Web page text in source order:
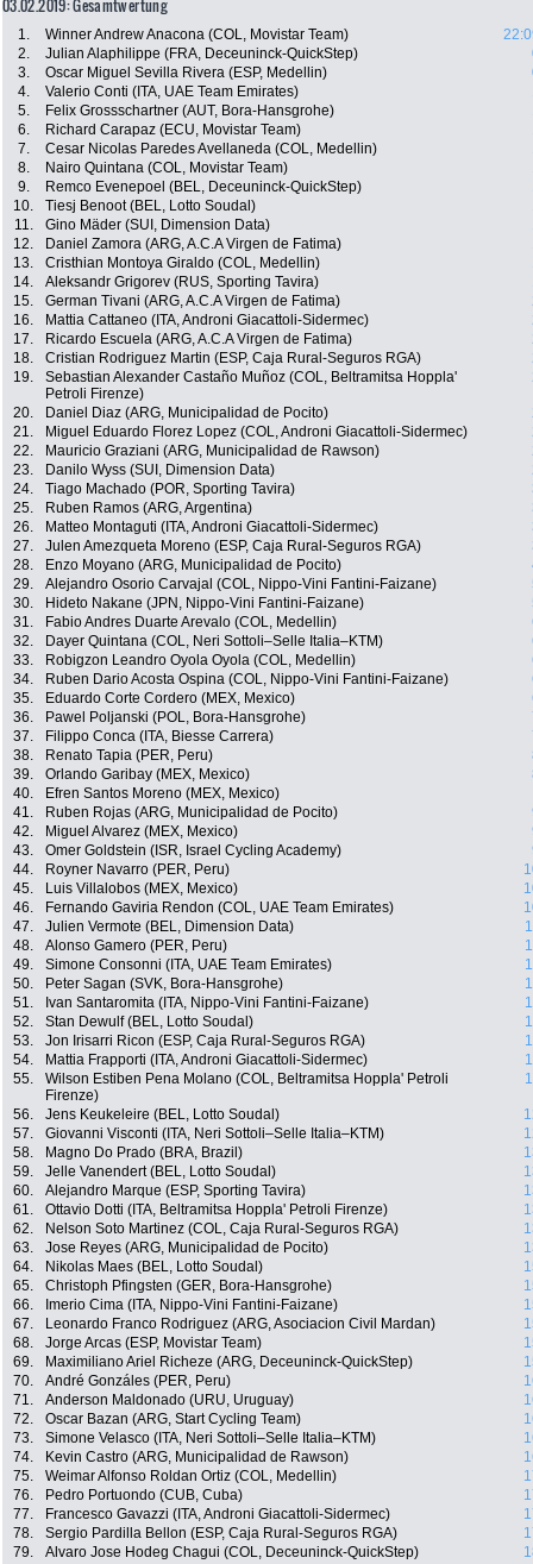
03.02.2019: Gesamtwertung
1. Winner Andrew Anacona (COL, Movistar Team)
2.
Julian Alaphilippe (FRA, Deceuninck-QuickStep)
3.
Oscar Miguel Sevilla Rivera (ESP, Medellin)
4.
Valerio Conti (ITA, UAE Team Emirates)
5.
Felix Grossschartner (AUT, Bora-Hansgrohe)
6.
Richard Carapaz (ECU, Movistar Team)
7.
Cesar Nicolas Paredes Avellaneda (COL, Medellin)
8.
Nairo Quintana (COL, Movistar Team)
9.
Remco Evenepoel (BEL, Deceuninck-QuickStep)
10.
Tiesj Benoot (BEL, Lotto Soudal)
11.
Gino Mäder (SUI, Dimension Data)
12.
Daniel Zamora (ARG, A.C.A Virgen de Fatima)
13.
Cristhian Montoya Giraldo (COL, Medellin)
14.
Aleksandr Grigorev (RUS, Sporting Tavira)
15.
German Tivani (ARG, A.C.A Virgen de Fatima)
16.
Mattia Cattaneo (ITA, Androni Giacattoli-Sidermec)
17.
Ricardo Escuela (ARG, A.C.A Virgen de Fatima)
18.
Cristian Rodriguez Martin (ESP, Caja Rural-Seguros RGA)
19.
Sebastian Alexander Castaño Muñoz (COL, Beltramitsa Hoppla'
Petroli Firenze)
20. Daniel Diaz (ARG, Municipalidad de Pocito)
21.
Miguel Eduardo Florez Lopez (COL, Androni Giacattoli-Sidermec)
22.
Mauricio Graziani (ARG, Municipalidad de Rawson)
23.
Danilo Wyss (SUI, Dimension Data)
24.
Tiago Machado (POR, Sporting Tavira)
25.
Ruben Ramos (ARG, Argentina)
26.
Matteo Montaguti (ITA, Androni Giacattoli-Sidermec)
27.
Julen Amezqueta Moreno (ESP, Caja Rural-Seguros RGA)
28.
Enzo Moyano (ARG, Municipalidad de Pocito)
29.
Alejandro Osorio Carvajal (COL, Nippo-Vini Fantini-Faizane)
30.
Hideto Nakane (JPN, Nippo-Vini Fantini-Faizane)
31.
Fabio Andres Duarte Arevalo (COL, Medellin)
32.
Dayer Quintana (COL, Neri Sottoli–Selle Italia–KTM)
33.
Robigzon Leandro Oyola Oyola (COL, Medellin)
34.
Ruben Dario Acosta Ospina (COL, Nippo-Vini Fantini-Faizane)
35.
Eduardo Corte Cordero (MEX, Mexico)
36.
Pawel Poljanski (POL, Bora-Hansgrohe)
37.
Filippo Conca (ITA, Biesse Carrera)
38.
Renato Tapia (PER, Peru)
39.
Orlando Garibay (MEX, Mexico)
40.
Efren Santos Moreno (MEX, Mexico)
41.
Ruben Rojas (ARG, Municipalidad de Pocito)
42.
Miguel Alvarez (MEX, Mexico)
43.
Omer Goldstein (ISR, Israel Cycling Academy)
44.
Royner Navarro (PER, Peru)
45.
Luis Villalobos (MEX, Mexico)
46.
Fernando Gaviria Rendon (COL, UAE Team Emirates)
47.
Julien Vermote (BEL, Dimension Data)
48.
Alonso Gamero (PER, Peru)
49.
Simone Consonni (ITA, UAE Team Emirates)
50.
Peter Sagan (SVK, Bora-Hansgrohe)
51.
Ivan Santaromita (ITA, Nippo-Vini Fantini-Faizane)
52.
Stan Dewulf (BEL, Lotto Soudal)
53.
Jon Irisarri Ricon (ESP, Caja Rural-Seguros RGA)
54.
Mattia Frapporti (ITA, Androni Giacattoli-Sidermec)
55.
Wilson Estiben Pena Molano (COL, Beltramitsa Hoppla' Petroli
Firenze)
56. Jens Keukeleire (BEL, Lotto Soudal)
57.
Giovanni Visconti (ITA, Neri Sottoli–Selle Italia–KTM)
58.
Magno Do Prado (BRA, Brazil)
59.
Jelle Vanendert (BEL, Lotto Soudal)
60.
Alejandro Marque (ESP, Sporting Tavira)
61.
Ottavio Dotti (ITA, Beltramitsa Hoppla' Petroli Firenze)
62.
Nelson Soto Martinez (COL, Caja Rural-Seguros RGA)
63.
Jose Reyes (ARG, Municipalidad de Pocito)
64.
Nikolas Maes (BEL, Lotto Soudal)
65.
Christoph Pfingsten (GER, Bora-Hansgrohe)
66.
Imerio Cima (ITA, Nippo-Vini Fantini-Faizane)
67.
Leonardo Franco Rodriguez (ARG, Asociacion Civil Mardan)
68.
Jorge Arcas (ESP, Movistar Team)
69.
Maximiliano Ariel Richeze (ARG, Deceuninck-QuickStep)
70.
André Gonzáles (PER, Peru)
71.
Anderson Maldonado (URU, Uruguay)
72.
Oscar Bazan (ARG, Start Cycling Team)
73.
Simone Velasco (ITA, Neri Sottoli–Selle Italia–KTM)
74.
Kevin Castro (ARG, Municipalidad de Rawson)
75.
Weimar Alfonso Roldan Ortiz (COL, Medellin)
76.
Pedro Portuondo (CUB, Cuba)
77.
Francesco Gavazzi (ITA, Androni Giacattoli-Sidermec)
78.
Sergio Pardilla Bellon (ESP, Caja Rural-Seguros RGA)
79.
Alvaro Jose Hodeg Chagui (COL, Deceuninck-QuickStep)